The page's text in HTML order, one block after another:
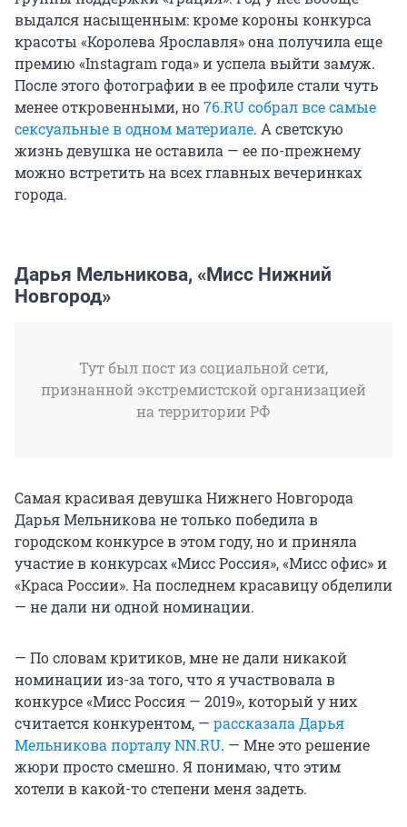
выдался насыщенным: кроме короны конкурса
красоты «Королева Ярославля» она получила еще
премию «Instagram года» и успела выйти замуж.
После этого фотографии в ее профиле стали чуть
менее откровенными, но76.RU собрал все самые
сексуальные в одном материале. А светскую
жизнь девушка не оставила — ее по-прежнему
можно встретить на всех главных вечеринках
города.
Дарья Мельникова, «Мисс Нижний
Новгород»
Тут был пост из социальной сети,
признанной экстремистской организацией
на территории РФ
Самая красивая девушка Нижнего Новгорода
Дарья Мельникова не только победила в
городском конкурсе в этом году, но и приняла
участие в конкурсах «Мисс Россия», «Мисс офис» и
«Краса России». На последнем красавицу обделили
— не дали ни одной номинации.
— По словам критиков, мне не дали никакой
номинации из-за того, что я участвовала в
конкурсе «Мисс Россия — 2019», который у них
считается конкурентом, — рассказала Дарья
Мельникова порталу NN.RU. — Мне это решение
жюри просто смешно. Я понимаю, что этим
хотели в какой-то степени меня задеть.